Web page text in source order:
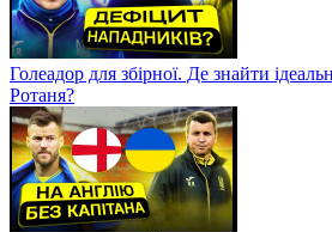
Голеадор для збірної. Де знайти
Ротаня?